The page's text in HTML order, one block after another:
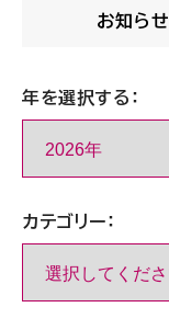
お知らせ
年を選択する：
カテゴリー：